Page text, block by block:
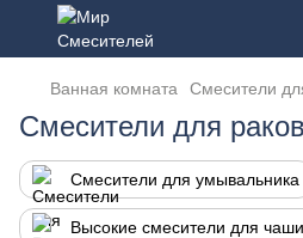
Ванная комната Смесители
Смесители для
Смесители для умывальника
Высокие смесители для